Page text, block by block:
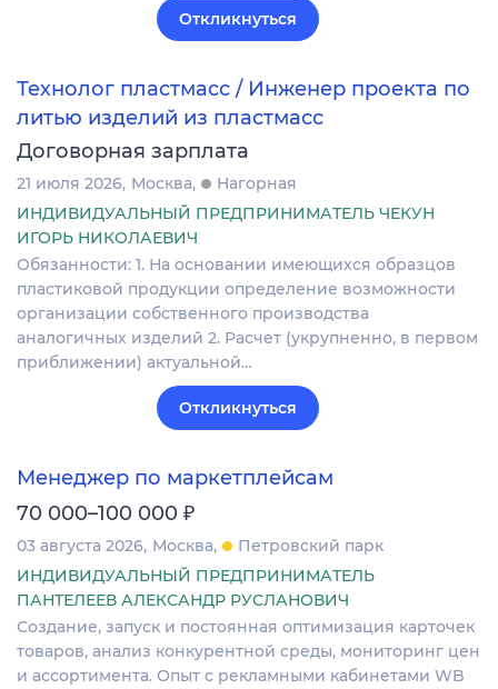
Откликнуться
Технолог пластмасс / Инженер проекта по
литью изделий из пластмасс
Договорная зарплата
21 июля 2026 Москва
Нагорная
ИНДИВИДУАЛЬНЫЙ ПРЕДПРИНИМАТЕЛЬ ЧЕКУН
ИГОРЬ НИКОЛАЕВИЧ
Обязанности: 1. На основании имеющихся образцов
пластиковой продукции определение возможности
организации собственного производства
аналогичных изделий 2. Расчет (укрупненно, в первом
приближении) актуальной…
Откликнуться
Менеджер по маркетплейсам
70 000–100 000 ₽
03 августа 2026 Москва
Петровский парк
ИНДИВИДУАЛЬНЫЙ ПРЕДПРИНИМАТЕЛЬ
ПАНТЕЛЕЕВ АЛЕКСАНДР РУСЛАНОВИЧ
Создание, запуск и постоянная оптимизация карточек
товаров, анализ конкурентной среды, мониторинг цен
и ассортимента. Опыт с рекламными кабинетами WB